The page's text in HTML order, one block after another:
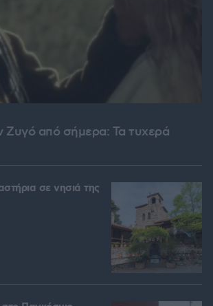
Ζυγό από σήμερα: Τα τυχερά
σε νησιά της